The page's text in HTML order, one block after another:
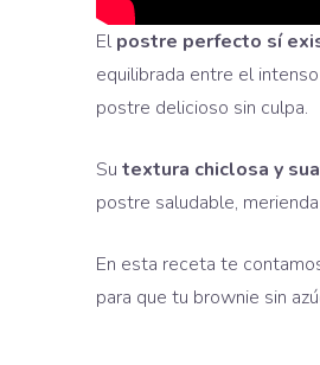
El postre perfecto sí
equilibrada entre el
postre delicioso sin culpa.
Su textura chiclosa y
postre saludable,
En esta receta te
para que tu brownie sin